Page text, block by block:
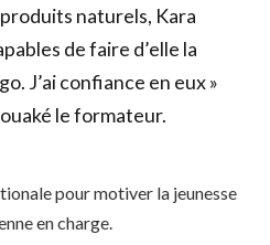
naturels, Kara
de faire d’elle la
J’ai confiance en eux »
le formateur.
pour motiver la jeunesse
en charge.